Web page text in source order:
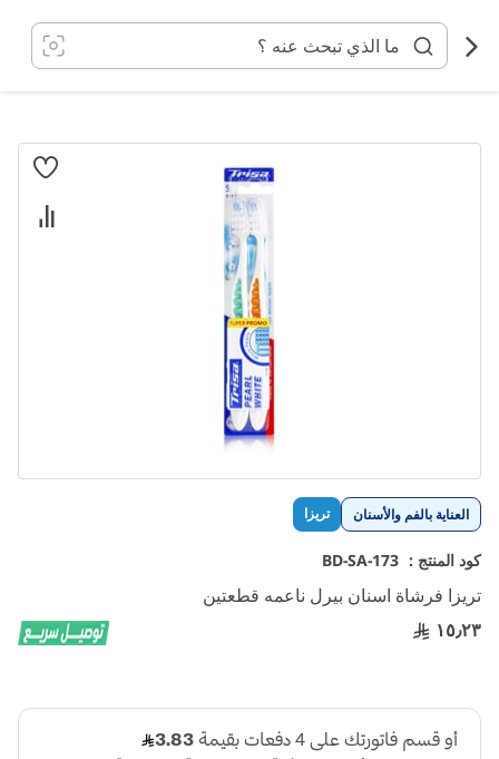
المحتوى
العناية بالفم والأسنان تريزا
كود المنتج : BD-SA-173
تريزا فرشاة اسنان بيرل ناعمه قطعتين
١٥٫٢٣
انتقل
تخطي
إلى
بداية
معرض
الصور